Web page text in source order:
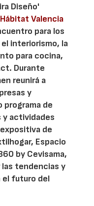
Diseño'
Valencia
para los
interiorismo, la
para cocina,
Durante
reunirá a
y
programa de
actividades
de
Espacio
by Cevisama,
tendencias y
el futuro del